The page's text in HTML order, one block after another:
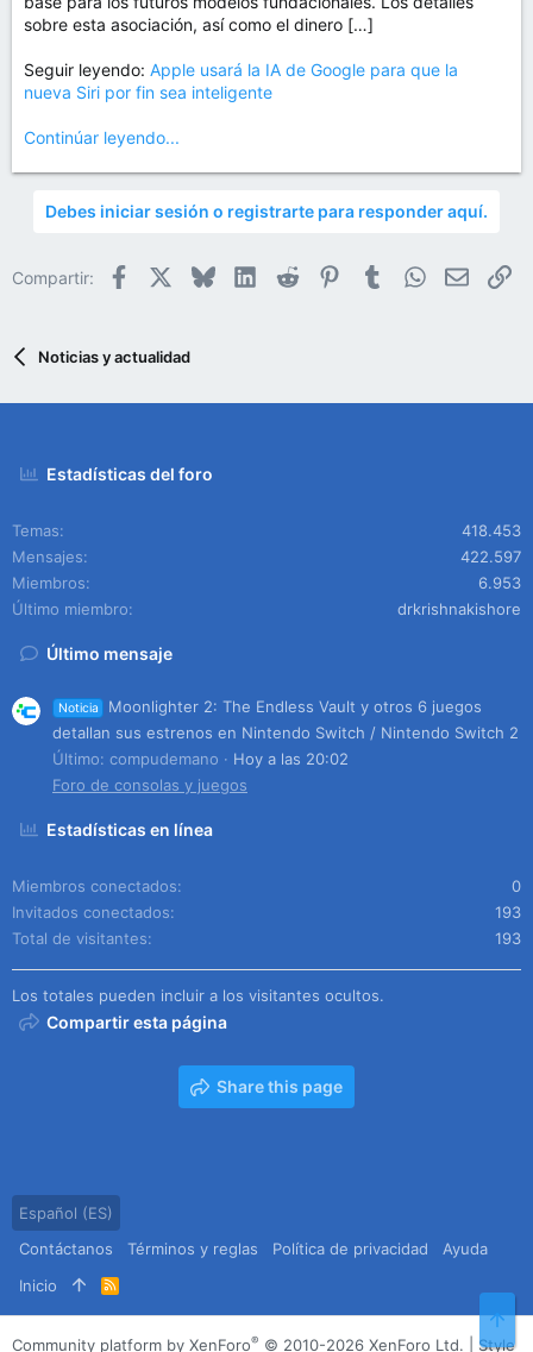
sobre esta asociación, así como el dinero […]
Seguir leyendo: Apple usará la IA de Google para que la
nueva Siri por fin sea inteligente
Continúar leyendo...
Debes iniciar sesión o registrarte para responder aquí.
Compartir: Facebook BlueskyLinkedIn
Reddit PinterestTumblrWhatsApp
Email
Noticias y actualidad
Estadísticas del foro
Temas
418.453
Mensajes
422.597
Miembros
6.953
Último miembro
drkrishnakishore
Último mensaje
Noticia
Moonlighter 2: The Endless Vault y otros 6 juegos
detallan sus estrenos en Nintendo Switch / Nintendo Switch 2
Último: compudemano
Hoy a las 20:02
Foro de consolas y juegos
Estadísticas en línea
Miembros conectados
0
Invitados conectados
193
Total de visitantes
193
Los totales pueden incluir a los visitantes ocultos.
Compartir esta página
Share this page
Español (ES)
Contáctanos
Términos y reglas Política de privacidad
Ayuda
Inicio
R
S
Community platform by XenForo® © 2010-2026 XenForo Ltd. Style